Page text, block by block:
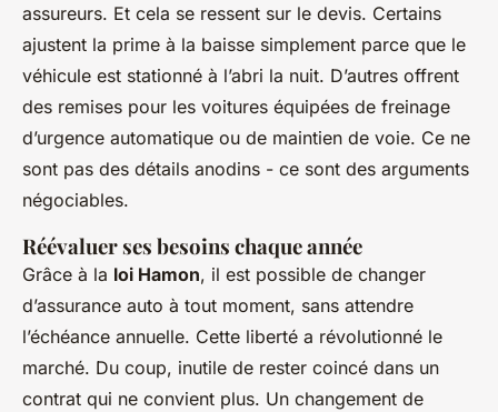
assureurs. Et cela se ressent sur le devis. Certains
ajustent la prime à la baisse simplement parce que le
véhicule est stationné à l’abri la nuit. D’autres offrent
des remises pour les voitures équipées de freinage
d’urgence automatique ou de maintien de voie. Ce ne
sont pas des détails anodins - ce sont des arguments
négociables.
Réévaluer ses besoins chaque année
Grâce à la loi Hamon, il est possible de changer
d’assurance auto à tout moment, sans attendre
l’échéance annuelle. Cette liberté a révolutionné le
marché. Du coup, inutile de rester coincé dans un
contrat qui ne convient plus. Un changement de